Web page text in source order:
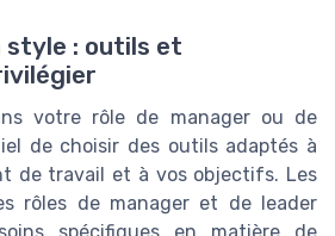
style : outils et
votre rôle de manager ou de
de choisir des outils adaptés à
de travail et à vos objectifs. Les
rôles de manager et de leader